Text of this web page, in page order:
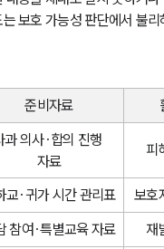
보호 가능성 판단에서 불
준비자료
과 의사·합의 진행
자료
피
교·귀가 시간 관리표
보호
참여·특별교육 자료 재